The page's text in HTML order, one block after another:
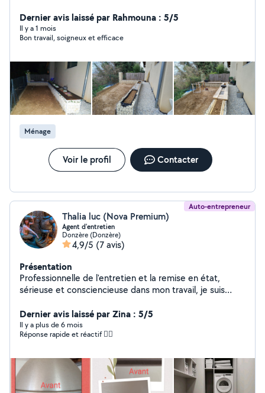
Service à la personne Etc , n'hésitez pas à me contacter.
Cordialement.
Dernier avis laissé par Rahmouna : 5/5
Il y a 1 mois
Bon travail, soigneux et efficace
Ménage
Voir le profil Contacter
Auto-entrepreneur
Thalia luc (Nova Premium)
Agent d'entretien
Donzère (Donzère)
4,9/5 (7 avis)
Présentation
Professionnelle de l'entretien et la remise en état,
sérieuse et consciencieuse dans mon travail, je suis
places dans mon emploi du temps ) Prestation sur devis
de nettoyage/désinfection de tissu d'ameublement et
intérieur voiture.
Dernier avis laissé par Zina : 5/5
Il y a plus de 6 mois
Réponse rapide et réactif 👌🏻